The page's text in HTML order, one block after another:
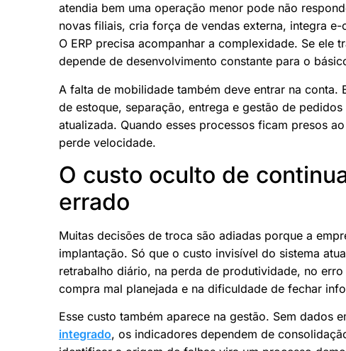
atendia bem uma operação menor pode não
novas filiais, cria força de vendas externa, integra
O ERP precisa acompanhar a complexidade. Se ele
depende de desenvolvimento constante para o
A falta de mobilidade também deve entrar na conta.
de estoque, separação, entrega e gestão de
atualizada. Quando esses processos ficam presos
perde velocidade.
O custo oculto de
errado
Muitas decisões de troca são adiadas porque a
implantação. Só que o custo invisível do sistema
retrabalho diário, na perda de produtividade, no
compra mal planejada e na dificuldade de fechar
Esse custo também aparece na gestão. Sem dados
integrado, os indicadores dependem de